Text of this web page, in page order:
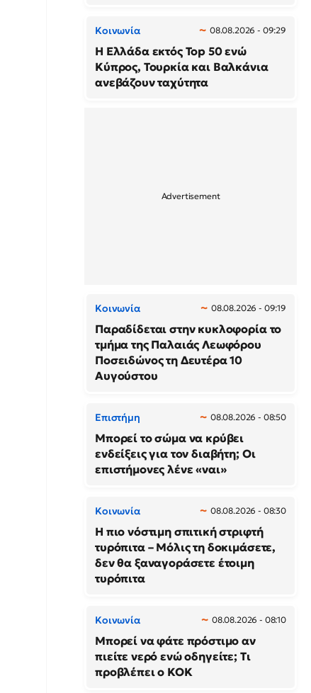
Κοινωνία 08.08.2026 - 09:29
Η Ελλάδα εκτός Top 50 ενώ
Κύπρος, Τουρκία και Βαλκάνια
ανεβάζουν ταχύτητα
Κοινωνία 08.08.2026 - 09:19
Παραδίδεται στην κυκλοφορία το
τμήμα της Παλαιάς Λεωφόρου
Ποσειδώνος τη Δευτέρα 10
Αυγούστου
Επιστήμη 08.08.2026 - 08:50
Μπορεί το σώμα να κρύβει
ενδείξεις για τον διαβήτη; Οι
επιστήμονες λένε «ναι»
Κοινωνία 08.08.2026 - 08:30
Η πιο νόστιμη σπιτική στριφτή
τυρόπιτα – Μόλις τη δοκιμάσετε,
δεν θα ξαναγοράσετε έτοιμη
τυρόπιτα
Κοινωνία 08.08.2026 - 08:10
Μπορεί να φάτε πρόστιμο αν
πιείτε νερό ενώ οδηγείτε; Τι
προβλέπει ο ΚΟΚ